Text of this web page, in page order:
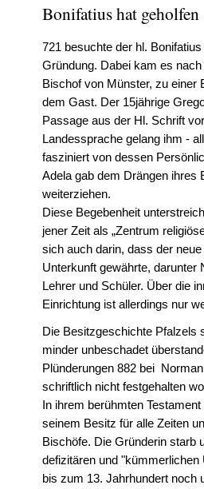
Bonifatius hat geholfen
721 besuchte der hl.
Gründung. Dabei kam es
Bischof von Münster, zu einer
dem Gast. Der 15jährige
Passage aus der Hl. Schrift
Landessprache gelang ihm -
fasziniert von dessen
Adela gab dem Drängen ihres
weiterziehen.
Diese Begebenheit
jener Zeit als „Zentrum
sich auch darin, dass der
Unterkunft gewährte, darunter
Lehrer und Schüler. Über die
Einrichtung ist allerdings nur
Die Besitzgeschichte Pfalzels
minder unbeschadet
Plünderungen 882 bei
schriftlich nicht festgehalten
In ihrem berühmten
seinem Besitz für alle Zeiten
Bischöfe. Die Gründerin starb
defizitären und
bis zum 13. Jahrhundert noch